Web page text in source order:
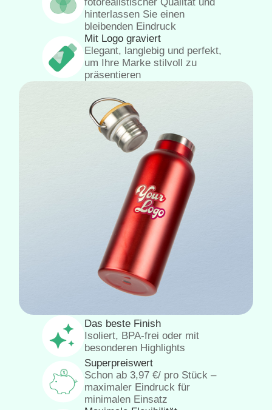
hinterlassen Sie einen
bleibenden Eindruck
Mit Logo graviert
Elegant, langlebig und perfekt,
um Ihre Marke stilvoll zu
präsentieren
Das beste Finish
Isoliert, BPA-frei oder mit
besonderen Highlights
Superpreiswert
Schon ab 3,97 €/ pro Stück –
maximaler Eindruck für
minimalen Einsatz